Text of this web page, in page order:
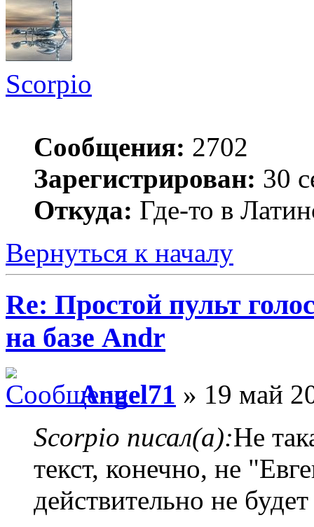
Scorpio
Сообщения: 2702
Зарегистрирован: 30
Откуда: Где-то в
Вернуться к началу
Re: Простой пульт
на базе Andr
Angel71 » 19 май
Scorpio писал(а):Не
текст, конечно, не
действительно не